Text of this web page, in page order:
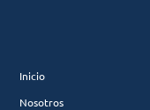
Inicio
Nosotros